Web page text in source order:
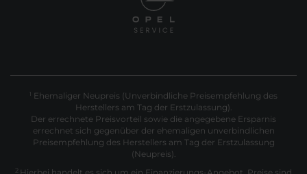
1 Ehemaliger Neupreis (Unverbindliche Preisempfehlung des
Herstellers am Tag der Erstzulassung).
Der errechnete Preisvorteil sowie die angegebene Ersparnis
errechnet sich gegenüber der ehemaligen unverbindlichen
Preisempfehlung des Herstellers am Tag der Erstzulassung
(Neupreis).
2